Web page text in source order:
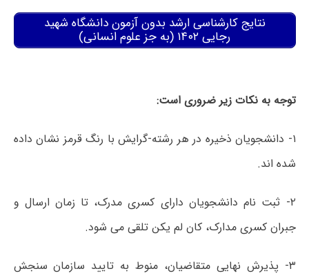
نتایج کارشناسی ارشد بدون آزمون دانشگاه شهید
رجایی ۱۴۰۲ (به جز علوم انسانی)
توجه به نکات زیر ضروری است:
۱- دانشجویان ذخیره در هر رشته-گرایش با رنگ قرمز نشان داده
شده اند.
۲- ثبت نام دانشجویان دارای کسری مدرک، تا زمان ارسال و
جبران کسری مدارک، کان لم یکن تلقی می شود.
۳- پذیرش نهایی متقاضیان، منوط به تایید سازمان سنجش